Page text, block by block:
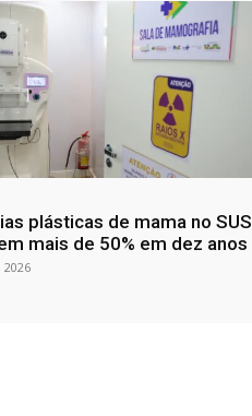
plásticas de mama no SUS
mais de 50% em dez anos
2026